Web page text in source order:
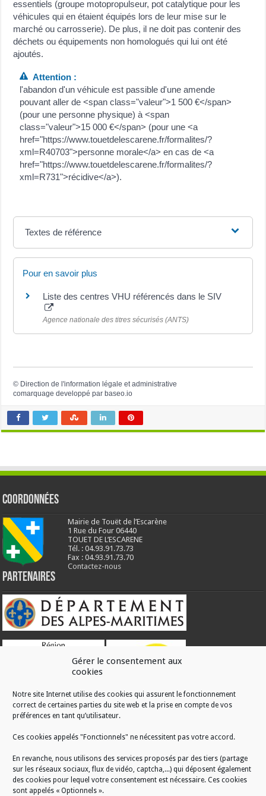
Gérer le consentement aux
cookies
Notre site Internet utilise des cookies qui assurent le fonctionnement
correct de certaines parties du site web et la prise en compte de vos
préférences en tant qu’utilisateur.
Ces cookies appelés "Fonctionnels" ne nécessitent pas votre accord.
En revanche, nous utilisons des services proposés par des tiers (partage
sur les réseaux sociaux, flux de vidéo, captcha,...) qui déposent également
des cookies pour lequel votre consentement est nécessaire. Ces cookies
sont appelés « Optionnels ».
essentiels (groupe motopropulseur, pot catalytique pour les
véhicules qui en étaient équipés lors de leur mise sur le
marché ou carrosserie). De plus, il ne doit pas contenir des
déchets ou équipements non homologués qui lui ont été
ajoutés.
Attention :
l'abandon d'un véhicule est passible d'une amende
pouvant aller de <span class="valeur">1 500 €</span>
(pour une personne physique) à <span
class="valeur">15 000 €</span> (pour une <a
href="https://www.touetdelescarene.fr/formalites/?
xml=R40703">personne morale</a> en cas de <a
href="https://www.touetdelescarene.fr/formalites/?
xml=R731">récidive</a>).
Textes de référence
Pour en savoir plus
Liste des centres VHU référencés dans le SIV
Agence nationale des titres sécurisés (ANTS)
© Direction de l'information légale et administrative
comarquage developpé parbaseo.io
Coordonnées
Mairie de Touët de l’Escarène
1 Rue du Four 06440
TOUET DE L’ESCARENE
Tél. : 04.93.91.73.73
Fax : 04.93.91.73.70
Contactez-nous
Partenaires
RÉALISATION